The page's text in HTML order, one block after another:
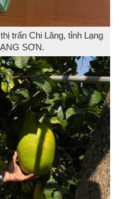
trấn Chi Lăng, tỉnh Lạng
SƠN.